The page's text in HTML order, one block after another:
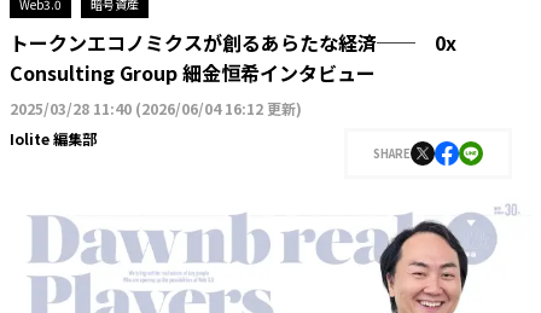
Web3.0 暗号資産
トークンエコノミクスが創るあらたな経済── 0x
Consulting Group 細金恒希インタビュー
2025/03/28 11:40 (2026/06/04 16:12 更新)
Iolite 編集部
SHARE